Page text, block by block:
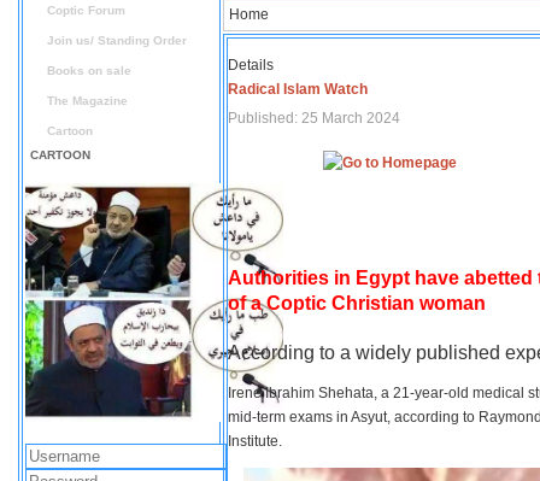
Coptic Forum
Join us/ Standing Order
Books on sale
The Magazine
Cartoon
CARTOON
Home
Details
Radical Islam Watch
Published: 25 March 2024
Authorities in Egypt have
of a Coptic Christian woman
According to a widely published
Irene Ibrahim Shehata, a 21-year-old medical
mid-term exams in Asyut, according to
Institute.